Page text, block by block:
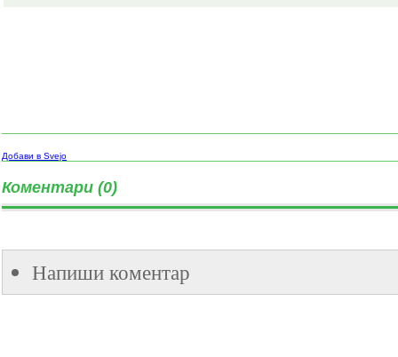
Добави в Svejo
Коментари (0)
Напиши коментар